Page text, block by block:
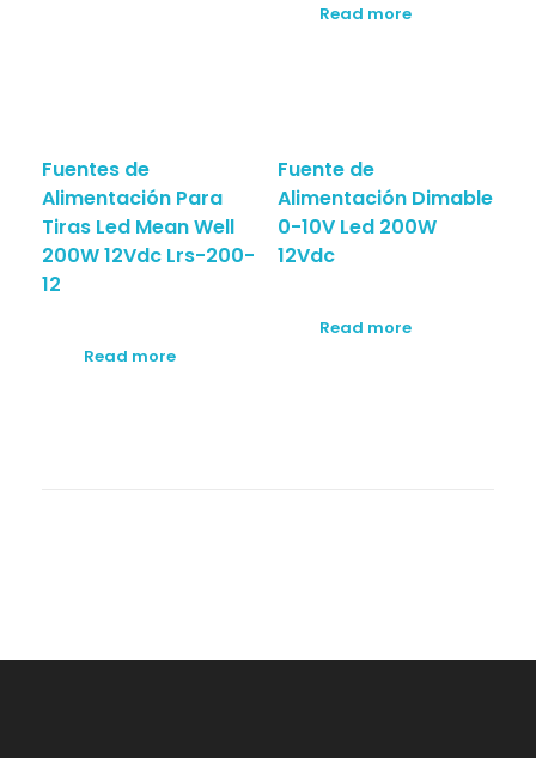
Read more
Fuentes de
Alimentación Para
Tiras Led Mean Well
200W 12Vdc Lrs-200-
12
Read more
Fuente de
Alimentación Dimable
0-10V Led 200W
12Vdc
Read more